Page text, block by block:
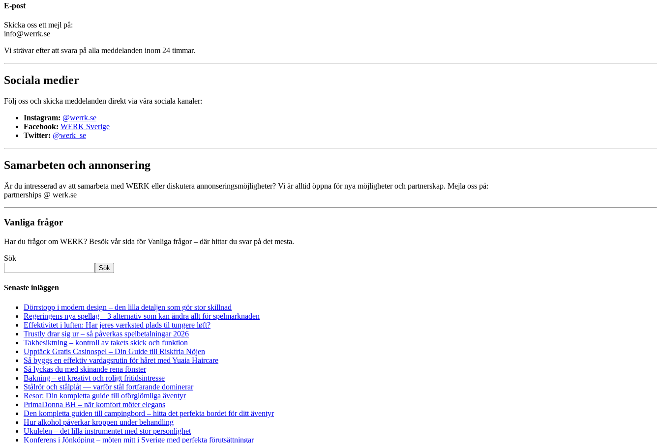
E-post
Skicka oss ett mejl på:
info@werrk.se
Vi strävar efter att svara på alla meddelanden inom 24 timmar.
Sociala medier
Följ oss och skicka meddelanden direkt via våra sociala kanaler:
Instagram: @werrk.se
Facebook: WERK Sverige
Twitter: @werk_se
Samarbeten och annonsering
Är du intresserad av att samarbeta med WERK eller diskutera annonseringsmöjligheter? Vi är alltid öppna för nya möjligheter och partnerskap. Mejla oss på:
partnerships @ werk.se
Vanliga frågor
Har du frågor om WERK? Besök vår sida förVanliga frågor– där hittar du svar på det mesta.
Sök
Sök
Senaste inläggen
Dörrstopp i modern design – den lilla detaljen som gör stor skillnad
Regeringens nya spellag – 3 alternativ som kan ändra allt för spelmarknaden
Effektivitet i luften: Har jeres værksted plads til tungere løft?
Trustly drar sig ur – så påverkas spelbetalningar 2026
Takbesiktning – kontroll av takets skick och funktion
Upptäck Gratis Casinospel – Din Guide till Riskfria Nöjen
Så byggs en effektiv vardagsrutin för håret med Yuaia Haircare
Så lyckas du med skinande rena fönster
Bakning – ett kreativt och roligt fritidsintresse
Stålrör och stålplåt — varför stål fortfarande dominerar
Resor: Din kompletta guide till oförglömliga äventyr
PrimaDonna BH – när komfort möter elegans
Den kompletta guiden till campingbord – hitta det perfekta bordet för ditt äventyr
Hur alkohol påverkar kroppen under behandling
Ukulelen – det lilla instrumentet med stor personlighet
Konferens i Jönköping – möten mitt i Sverige med perfekta förutsättningar